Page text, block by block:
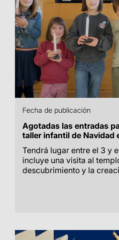
Fecha de publicación
Agotadas las entradas
taller infantil de Navidad
Tendrá lugar entre el 3 y
incluye una visita al
descubrimiento y la